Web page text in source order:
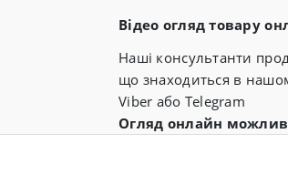
Відео огляд товару
Наші консультанти
що знаходиться в
Viber або Telegram
Огляд онлайн